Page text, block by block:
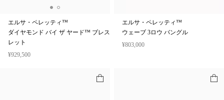
エルサ・ペレッティ™
ダイヤモンド バイ ザ ヤード™ ブレス
レット
¥929,500
エルサ・ペレッティ™
ウェーブ 3ロウ バングル
¥803,000